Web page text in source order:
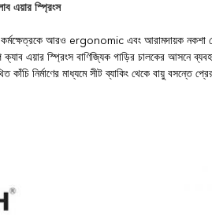
এয়ার স্প্রিংস
আরও ergonomic এবং আরামদায়ক নকশা
এয়ার স্প্রিংস বাণিজ্যিক গাড়ির চালকের আসনে
কাঁচি নির্মাণের মাধ্যমে সীট ব্যাকিং থেকে বায়ু বসন্তে